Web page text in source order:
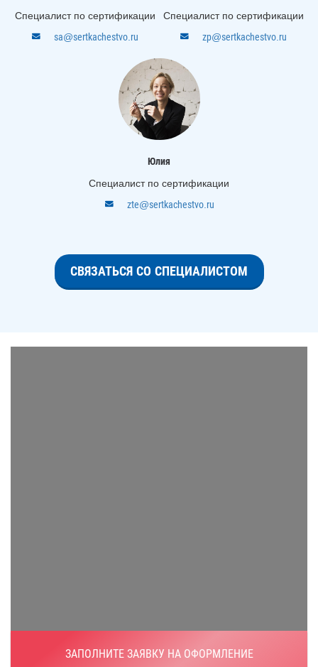
Специалист по сертификации
sa@sertkachestvo.ru
Специалист по сертификации
zp@sertkachestvo.ru
Юлия
Специалист по сертификации
zte@sertkachestvo.ru
СВЯЗАТЬСЯ СО СПЕЦИАЛИСТОМ
ЗАПОЛНИТЕ ЗАЯВКУ НА ОФОРМЛЕНИЕ